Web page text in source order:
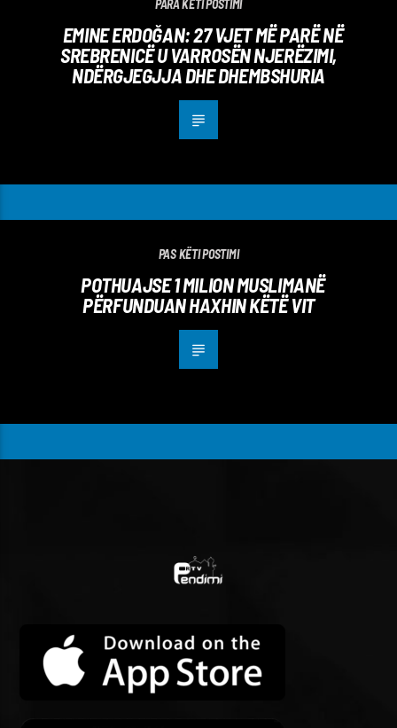
PARA KËTI POSTIMI
EMINE ERDOĞAN: 27 VJET MË PARË NË
SREBRENICË U VARROSËN NJERËZIMI,
NDËRGJEGJJA DHE DHEMBSHURIA
PAS KËTI POSTIMI
POTHUAJSE 1 MILION MUSLIMANË
PËRFUNDUAN HAXHIN KËTË VIT